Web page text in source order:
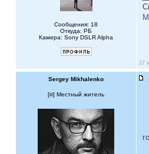
Сообщения: 18
Откуда: PБ
Камера: Sony DSLR Alpha
27
Sergey Mikhalenko
[ ] Местный житель